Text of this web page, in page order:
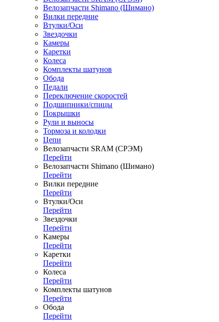
Велозапчасти Shimano (Шимано)
Вилки передние
Втулки/Оси
Звездочки
Камеры
Каретки
Колеса
Комплекты шатунов
Обода
Педали
Переключение скоростей
Подшипники/спицы
Покрышки
Рули и выносы
Тормоза и колодки
Цепи
Велозапчасти SRAM (СРЭМ)
Перейти
Велозапчасти Shimano (Шимано)
Перейти
Вилки передние
Перейти
Втулки/Оси
Перейти
Звездочки
Перейти
Камеры
Перейти
Каретки
Перейти
Колеса
Перейти
Комплекты шатунов
Перейти
Обода
Перейти